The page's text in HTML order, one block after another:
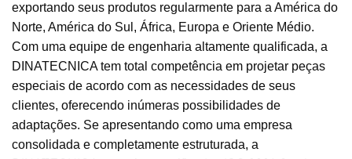
exportando seus produtos regularmente para a América do
Norte, América do Sul, África, Europa e Oriente Médio.
Com uma equipe de engenharia altamente qualificada, a
DINATECNICA tem total competência em projetar peças
especiais de acordo com as necessidades de seus
clientes, oferecendo inúmeras possibilidades de
adaptações. Se apresentando como uma empresa
consolidada e completamente estruturada, a